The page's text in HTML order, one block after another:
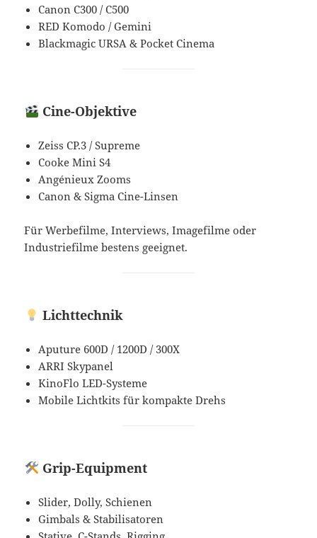
Canon C300 / C500
RED Komodo / Gemini
Blackmagic URSA & Pocket Cinema
Cine-Objektive
Zeiss CP.3 / Supreme
Cooke Mini S4
Angénieux Zooms
Canon & Sigma Cine-Linsen
Für Werbefilme, Interviews, Imagefilme oder
Industriefilme bestens geeignet.
Lichttechnik
Aputure 600D / 1200D / 300X
ARRI Skypanel
KinoFlo LED-Systeme
Mobile Lichtkits für kompakte Drehs
Grip-Equipment
Slider, Dolly, Schienen
Gimbals & Stabilisatoren